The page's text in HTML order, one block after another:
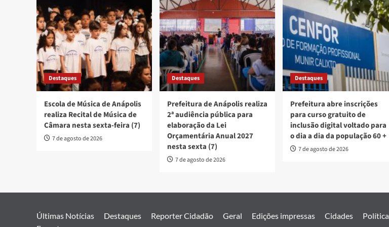
Destaques
Escola de Música de Anápolis
realiza Recital de Música de
Câmara nesta sexta-feira (7)
7 de agosto de 2026
Destaques
Prefeitura de Anápolis realiza
2ª audiência pública para
elaboração da Lei
Orçamentária Anual 2027
nesta sexta (7)
7 de agosto de 2026
Destaques
Prefeitura abre inscrições
para curso gratuito de
inclusão digital voltado para
o dia a dia da população 60 +
7 de agosto de 2026
Últimas Notícias Destaques Reporter Cidadão Geral Edições impressas Cidades Política